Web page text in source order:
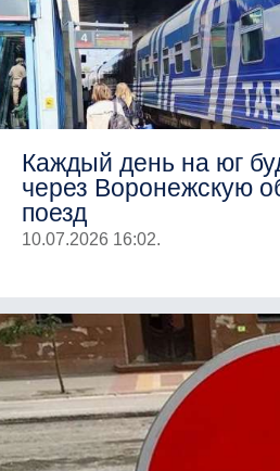
Каждый день на юг
через Воронежскую
поезд
10.07.2026 16:02.